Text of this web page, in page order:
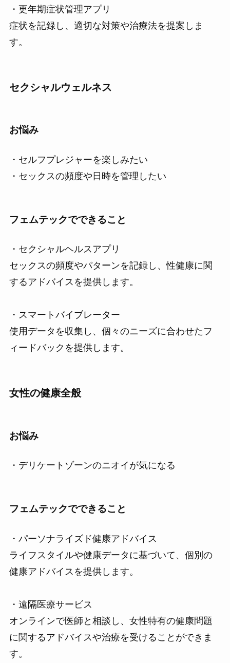
・更年期症状管理アプリ
症状を記録し、適切な対策や治療法を提案しま
す。
セクシャルウェルネス
お悩み
・セルフプレジャーを楽しみたい
・セックスの頻度や日時を管理したい
フェムテックでできること
・セクシャルヘルスアプリ
セックスの頻度やパターンを記録し、性健康に関
するアドバイスを提供します。
・スマートバイブレーター
使用データを収集し、個々のニーズに合わせたフ
ィードバックを提供します。
女性の健康全般
お悩み
・デリケートゾーンのニオイが気になる
フェムテックでできること
・パーソナライズド健康アドバイス
ライフスタイルや健康データに基づいて、個別の
健康アドバイスを提供します。
・遠隔医療サービス
オンラインで医師と相談し、女性特有の健康問題
に関するアドバイスや治療を受けることができま
す。